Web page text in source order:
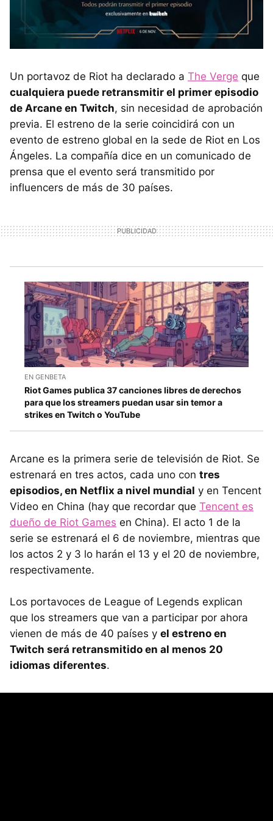
Un portavoz de Riot ha declarado a The Verge que
cualquiera puede retransmitir el primer episodio
de Arcane en Twitch, sin necesidad de aprobación
previa. El estreno de la serie coincidirá con un
evento de estreno global en la sede de Riot en Los
Ángeles. La compañía dice en un comunicado de
prensa que el evento será transmitido por
influencers de más de 30 países.
EN GENBETA
Riot Games publica 37 canciones libres de derechos
para que los streamers puedan usar sin temor a
strikes en Twitch o YouTube
Arcane es la primera serie de televisión de Riot. Se
estrenará en tres actos, cada uno con tres
episodios, en Netflix a nivel mundial y en Tencent
Video en China (hay que recordar que Tencent es
dueño de Riot Games en China). El acto 1 de la
serie se estrenará el 6 de noviembre, mientras que
los actos 2 y 3 lo harán el 13 y el 20 de noviembre,
respectivamente.
Los portavoces de League of Legends explican
que los streamers que van a participar por ahora
vienen de más de 40 países y el estreno en
Twitch será retransmitido en al menos 20
idiomas diferentes.